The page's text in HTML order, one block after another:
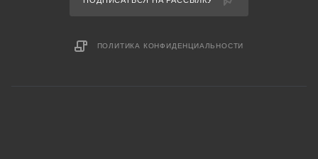
ПОЛИТИКА КОНФИДЕНЦИАЛЬНОСТИ